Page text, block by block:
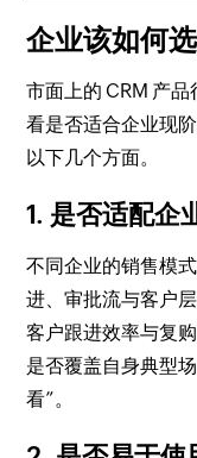
企业该如何
市面上的 CRM 产
看是否适合企业现
以下几个方面。
1. 是否适配企
不同企业的销售模
进、审批流与客户
客户跟进效率与复
是否覆盖自身典型
看”。